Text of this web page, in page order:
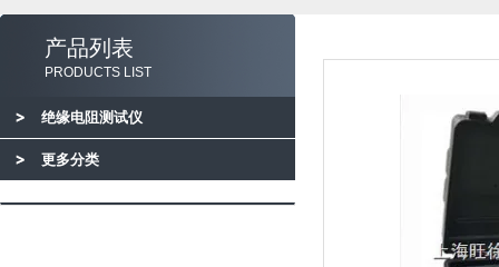
产品列表
PRODUCTS LIST
绝缘电阻测试仪
更多分类